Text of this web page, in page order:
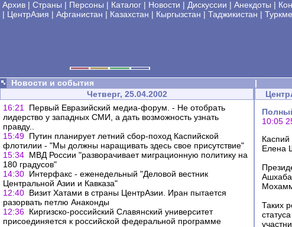
Архив | Страны | Персоны | Каталог | Новости | Дискуссии | Анекдоты |
| ЦентрАзия | Афганистан | Казахстан | Кыргызстан | Таджикистан |
Новости и события
|
Четверг, 25.04.2002
16:21
Первый Евразийский медиа-форум. - Не отобрать
лидерство у западных СМИ, а дать возможность узнать
правду..
15:49 Путин планирует летний сбор-поход Каспийской
флотилии - "Мы должны наращивать здесь свое присутствие"
15:34 МВД России "разворачивает миграционную политику на
180 градусов"
14:30 Интерфакс - еженедельный "Деловой вестник
Центральной Азии и Кавказа"
12:40 Визит Хатами в страны ЦентрАзии. Иран пытается
разорвать петлю Анаконды
12:36 Киргизско-российский Славянский университет
присоединяется к российской федеральной программе
10:05
Каспий
Елена
Таких